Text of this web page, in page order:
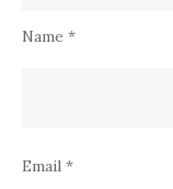
Name *
Email *